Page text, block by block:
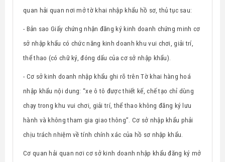
quan hải quan nơi mở tờ khai nhập khẩu hồ sơ, thủ tục sau:
- Bản sao Giấy chứng nhận đăng ký kinh doanh chứng minh cơ
sở nhập khẩu có chức năng kinh doanh khu vui chơi, giải trí,
thể thao (có chữ ký, đóng dấu của cơ sở nhập khẩu).
- Cơ sở kinh doanh nhập khẩu ghi rõ trên Tờ khai hàng hoá
nhập khẩu nội dung: “xe ô tô được thiết kế, chế tạo chỉ dùng
chạy trong khu vui chơi, giải trí, thể thao không đăng ký lưu
hành và không tham gia giao thông”. Cơ sở nhập khẩu phải
chịu trách nhiệm về tính chính xác của hồ sơ nhập khẩu.
Cơ quan hải quan nơi cơ sở kinh doanh nhập khẩu đăng ký mở